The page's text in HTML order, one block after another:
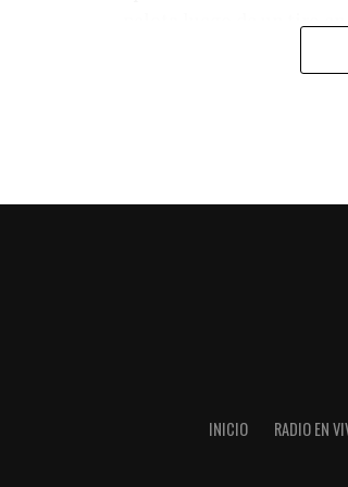
pelota luego de un tiro
INICIO RADIO EN